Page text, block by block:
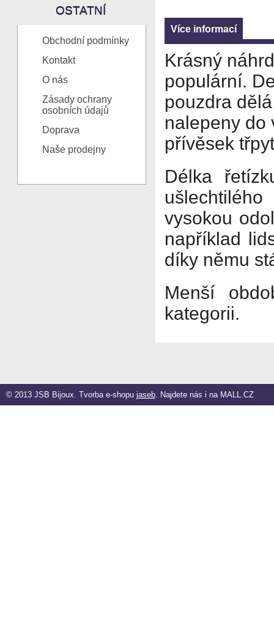
OSTATNÍ
Obchodní podmínky
Kontakt
O nás
Zásady ochrany
osobních údajů
Doprava
Naše prodejny
Více informací
Krásný
populární.
pouzdra
nalepeny do
přívěsek
Délka
vysokou
například
díky němu
Menší
kategorii.
© 2013 JSB Bijoux. Tvorba e-shopu jaseb. Najdete nás i na MALL.CZ